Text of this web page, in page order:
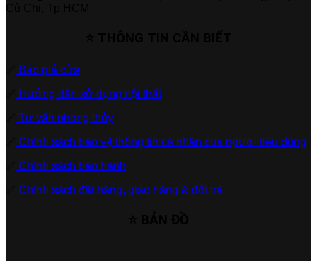
Báo giá cửa
Hướng dẫn sử dụng nội thất
Tư vấn phong thủy
Chính sách bảo vệ thông tin cá nhân của người tiêu dùng
Chính sách bảo hành
Chính sách đặt hàng, giao hàng & đổi trả